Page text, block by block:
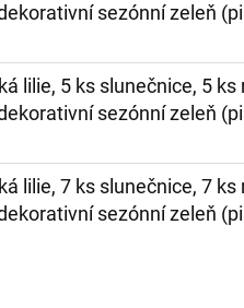
sezónní zeleň
lilie, 5 ks slunečnice, 5 ks
sezónní zeleň
lilie, 7 ks slunečnice, 7 ks
sezónní zeleň